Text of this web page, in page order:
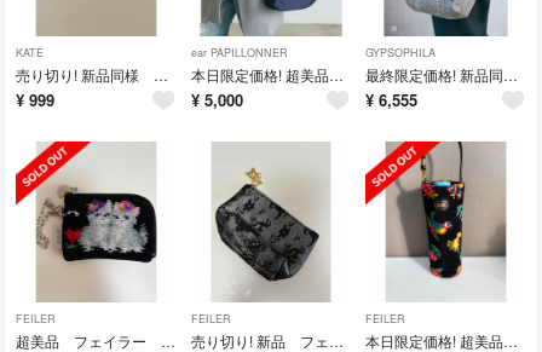
KATE
売り切り! 新品同様 ケイト リップモンスター ツヤバースG01
¥ 999
ear PAPILLONNER
本日限定価格! 超美品イアパピヨネ 樹脂パーツライトワンハンドルバッグ ネイビー
¥ 5,000
GYPSOPHILA
最終限定価格! 新品同様 Gypsohila City バッグT ブラック
¥ 6,555
FEILER
超美品 フェイラー モンプティシャ ミニポーチ
FEILER
売り切り! 新品 フェイラー ハイジ レースポーチ ブラック
FEILER
本日限定価格! 超美品 フェイラー ハイジ ドリンクホルダー ボトルケース